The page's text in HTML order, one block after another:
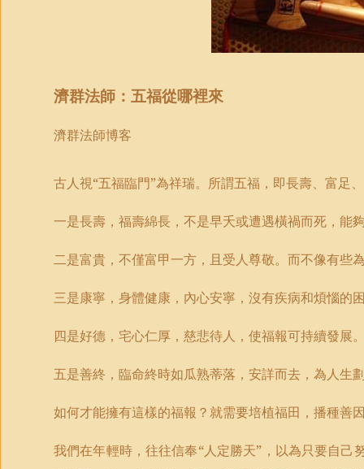
濟群法師：五福從哪裡來
濟群法師博客
古人視“五福臨門”為祥瑞。所謂五福，即長壽、富足
一是長壽，福壽綿長，不是早夭或遭遇橫禍而死，能
二是富貴，不僅富甲一方，且受人尊敬。而不像有些
三是康寧，身體健康，內心安寧，沒有疾病和煩惱的
四是好德，宅心仁厚，慈悲待人，使福報可持續發展
五是善終，臨命終時如瓜熟蒂落，安詳而去，為人生
如何才能擁有這樣的福報？就需要培植福田，播種善
我們在年輕時，往往信奉“人定勝天”，以為只要自